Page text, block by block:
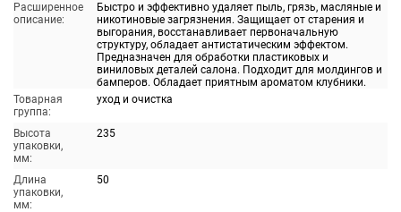
Расширенное
описание:
Быстро и эффективно удаляет пыль, грязь, масляные и
никотиновые загрязнения. Защищает от старения и
выгорания, восстанавливает первоначальную
структуру, обладает антистатическим эффектом.
Предназначен для обработки пластиковых и
виниловых деталей салона. Подходит для молдингов и
бамперов. Обладает приятным ароматом клубники.
Товарная
группа:
уход и очистка
Высота
упаковки,
мм:
235
Длина
упаковки,
мм:
50